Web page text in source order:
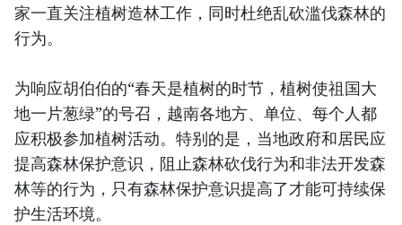
家一直关注植树造林工作，同时杜绝乱砍滥伐森林的
行为。
为响应胡伯伯的“春天是植树的时节，植树使祖国大
地一片葱绿”的号召，越南各地方、单位、每个人都
应积极参加植树活动。特别的是，当地政府和居民应
提高森林保护意识，阻止森林砍伐行为和非法开发森
林等的行为，只有森林保护意识提高了才能可持续保
护生活环境。